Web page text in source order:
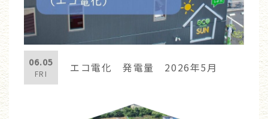
06.05
FRI エコ電化 発電量 2026年5月